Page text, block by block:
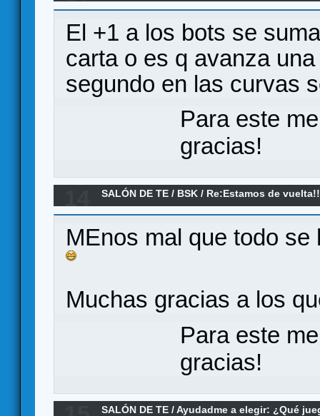
El +1 a los bots se
carta o es q avanza
segundo en las curvas
Para este
gracias!
SALÓN DE TE / BSK / Re:Estamos de vuelta!!
MEnos mal que todo
Muchas gracias a los
Para este
gracias!
SALÓN DE TE /Ayudadme a elegir: ¿Qué